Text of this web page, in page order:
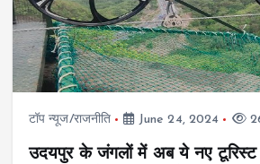
टॉप न्यूज/राजनीति June 24, 2024
उदयपुर के जंगलों में अब ये नए टूरिस्ट